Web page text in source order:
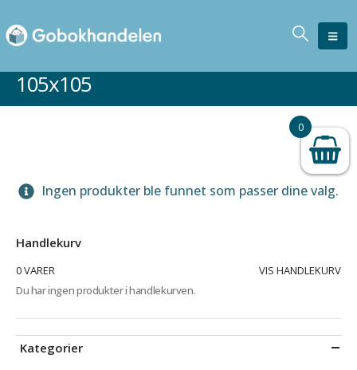
105x105
Ingen produkter ble funnet som passer dine valg.
Handlekurv
0 VARER
VIS HANDLEKURV
Du har ingen produkter i handlekurven.
Kategorier
0